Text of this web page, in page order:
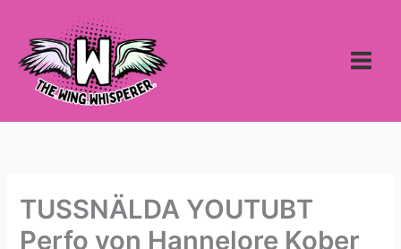
springen
TUSSNÄLDA YOUTUBT
Perfo von Hannelore Kober